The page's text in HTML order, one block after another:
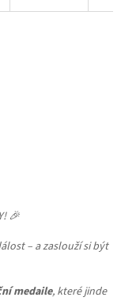
🎉
– a zaslouží si být
medaile, které jinde